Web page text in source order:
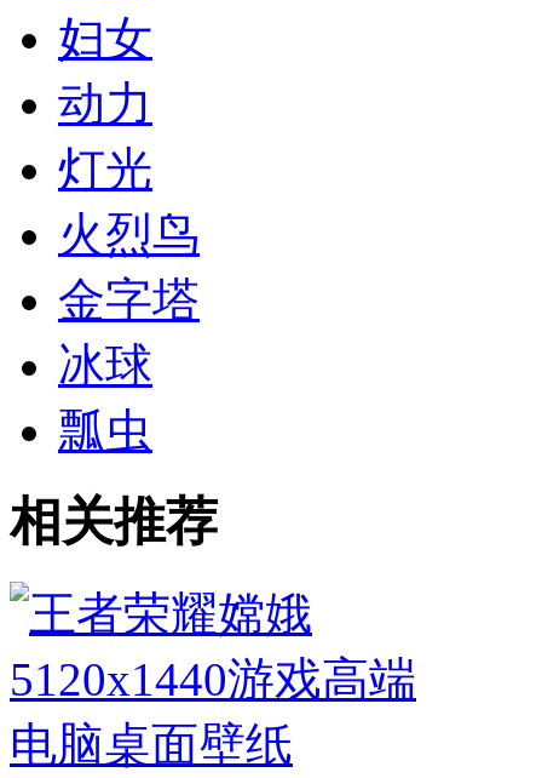
妇女
动力
灯光
火烈鸟
金字塔
冰球
瓢虫
相关推荐